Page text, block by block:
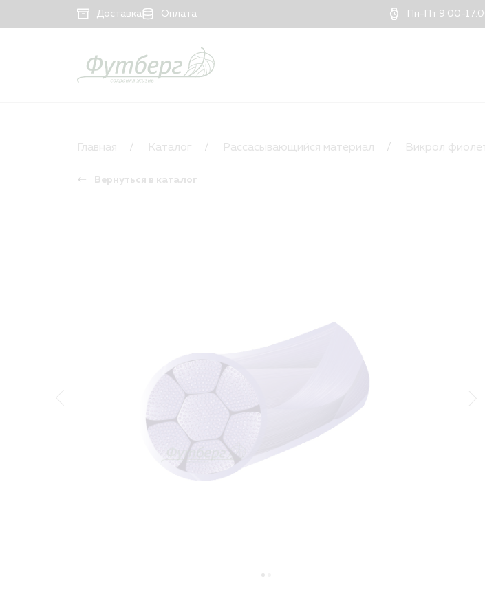
Доставка Оплата Пн-Пт 9.00-
Рассасывающийся материал
Главная Каталог Рассасывающийся материал Викрол
Вернуться в каталог